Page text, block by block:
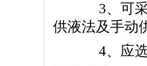
3、可
供液法及手动
4、应